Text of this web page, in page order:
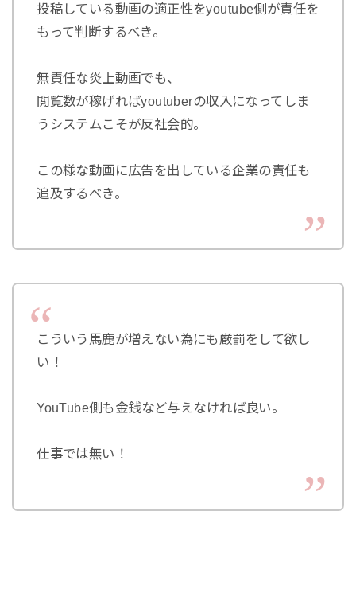
投稿している動画の適正性をyoutube側が責任を
もって判断するべき。
無責任な炎上動画でも、
閲覧数が稼げればyoutuberの収入になってしま
うシステムこそが反社会的。
この様な動画に広告を出している企業の責任も
追及するべき。
こういう馬鹿が増えない為にも厳罰をして欲し
い！
YouTube側も金銭など与えなければ良い。
仕事では無い！